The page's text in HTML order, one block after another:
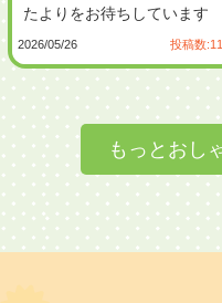
たよりをお待ちしています
(*^ ^*) クイズ正解者から抽選
ープの商品券（500円分）を
プレゼント！...
2026/05/26 投稿数
もっとおし